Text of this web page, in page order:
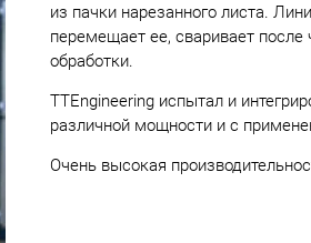
из пачки нарезанного листа.
перемещает ее, сваривает
обработки.
TTEngineering испытал и
различной мощности и с
Очень высокая